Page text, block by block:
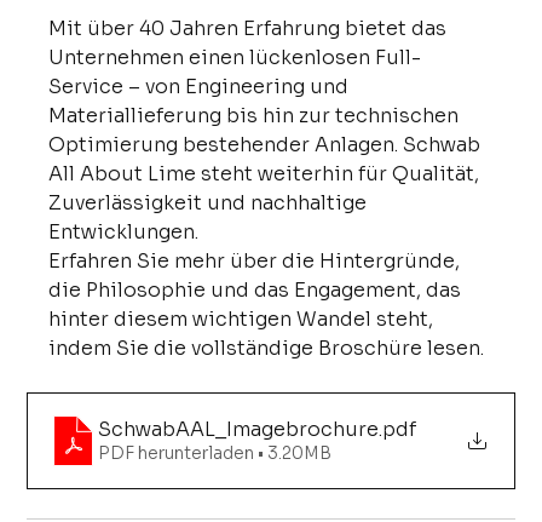
Mit über 40 Jahren Erfahrung bietet das
Unternehmen einen lückenlosen Full-
Service – von Engineering und
Materiallieferung bis hin zur technischen
Optimierung bestehender Anlagen. Schwab
All About Lime steht weiterhin für Qualität,
Zuverlässigkeit und nachhaltige
Entwicklungen.
Erfahren Sie mehr über die Hintergründe,
die Philosophie und das Engagement, das
hinter diesem wichtigen Wandel steht,
indem Sie die vollständige Broschüre lesen.
SchwabAAL_Imagebrochure.pdf
PDF herunterladen • 3.20MB